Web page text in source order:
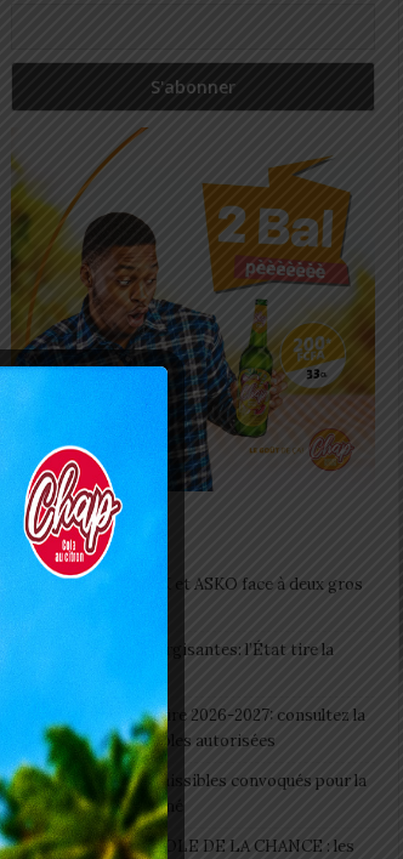
Articles récents
Interclubs CAF: ASCK et ASKO face à deux gros
Togo/ Boissons énergisantes: l’État tire la
Togo/ Rentrée scolaire 2026-2027: consultez la
liste officielle des écoles autorisées
ESSAL 2026 : les admissibles convoqués pour la
visite médicale à Lomé
SWEDD+ Togo / ECOLE DE LA CHANCE : les